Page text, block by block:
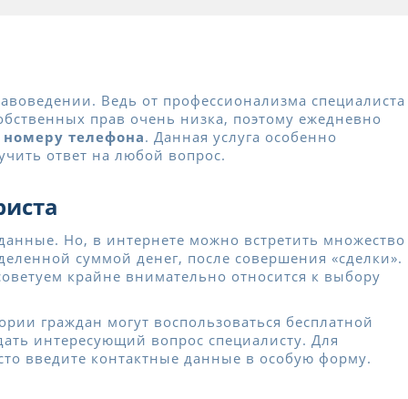
Ведь от профессионализма специалиста
прав очень низка, поэтому ежедневно
телефона. Данная услуга особенно
ответ на любой вопрос.
Но, в интернете можно встретить множество
суммой денег, после совершения «сделки».
крайне внимательно относится к выбору
граждан могут воспользоваться бесплатной
интересующий вопрос специалисту. Для
введите контактные данные в особую форму.